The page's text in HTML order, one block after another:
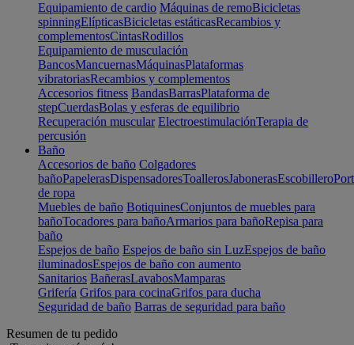
Equipamiento de cardio Máquinas de remoBicicletas
spinningElípticasBicicletas estáticasRecambios y
complementosCintasRodillos
Equipamiento de musculación
BancosMancuernasMáquinasPlataformas
vibratoriasRecambios y complementos
Accesorios fitness BandasBarrasPlataforma de
stepCuerdasBolas y esferas de equilibrio
Recuperación muscular ElectroestimulaciónTerapia de
percusión
Baño
Accesorios de baño Colgadores
bañoPapelerasDispensadoresToallerosJabonerasEscobillero
de ropa
Muebles de baño BotiquinesConjuntos de muebles para
bañoTocadores para bañoArmarios para bañoRepisa para
baño
Espejos de baño Espejos de baño sin LuzEspejos de baño
iluminadosEspejos de baño con aumento
Sanitarios BañerasLavabosMamparas
Grifería Grifos para cocinaGrifos para ducha
Seguridad de baño Barras de seguridad para baño
Resumen de tu pedido